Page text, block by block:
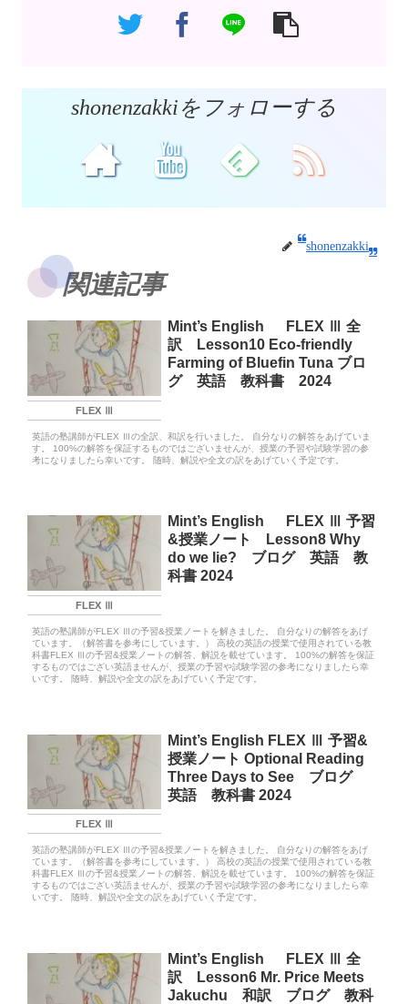
shonenzakkiをフォローする
shonenzakki
関連記事
FLEX Ⅲ
Mint’s English FLEX Ⅲ 全
訳 Lesson10 Eco-friendly
Farming of Bluefin Tuna ブロ
グ 英語 教科書 2024
英語の塾講師がFLEX Ⅲの全訳、和訳を行いました。 自分なりの解答をあげていま
す。 100%の解答を保証するものではございませんが、授業の予習や試験学習の参
考になりましたら幸いです。 随時、解説や全文の訳をあげていく予定です。
FLEX Ⅲ
Mint’s English FLEX Ⅲ 予習
&授業ノート Lesson8 Why
do we lie? ブログ 英語 教
科書 2024
英語の塾講師がFLEX Ⅲの予習&授業ノートを解きました。 自分なりの解答をあげ
ています。（解答書を参考にしています。） 高校の英語の授業で使用されている教
科書FLEX Ⅲの予習&授業ノートの解答、解説を載せています。 100%の解答を保証
するものではござい英語ませんが、授業の予習や試験学習の参考になりましたら幸
いです。 随時、解説や全文の訳をあげていく予定です。
FLEX Ⅲ
Mint’s English FLEX Ⅲ 予習&
授業ノート Optional Reading
Three Days to See ブログ
英語 教科書 2024
英語の塾講師がFLEX Ⅲの予習&授業ノートを解きました。 自分なりの解答をあげ
ています。（解答書を参考にしています。） 高校の英語の授業で使用されている教
科書FLEX Ⅲの予習&授業ノートの解答、解説を載せています。 100%の解答を保証
するものではござい英語ませんが、授業の予習や試験学習の参考になりましたら幸
いです。 随時、解説や全文の訳をあげていく予定です。
Mint’s English FLEX Ⅲ 全
訳 Lesson6 Mr. Price Meets
Jakuchu 和訳 ブログ 教科